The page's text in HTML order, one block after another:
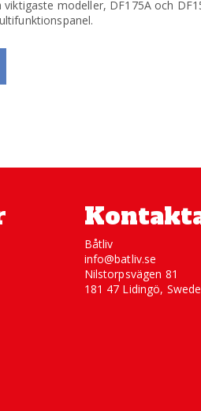
viktigaste modeller, DF175A och
Båtliv
info@batliv.se
Nilstorpsvägen 81
181 47 Lidingö,